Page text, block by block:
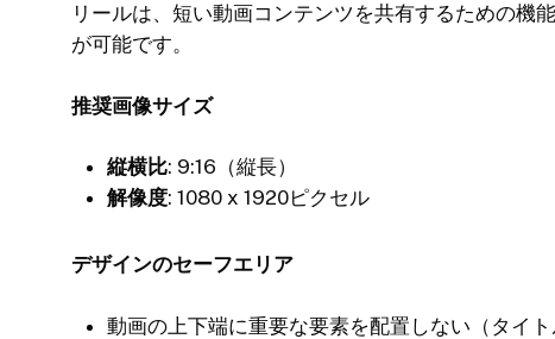
リールは、短い動画コンテンツを共有するための機
が可能です。
推奨画像サイズ
縦横比: 9:16（縦長）
解像度: 1080 x 1920ピクセル
デザインのセーフエリア
動画の上下端に重要な要素を配置しない（タイ